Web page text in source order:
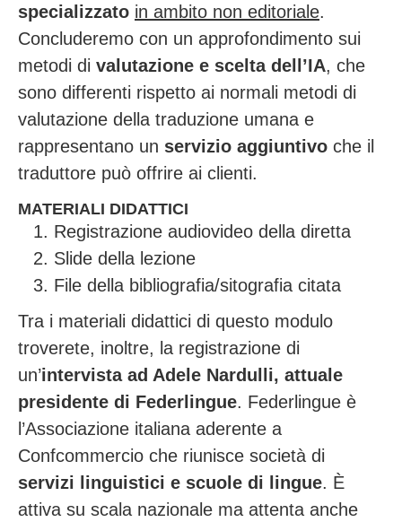
specializzato in ambito non editoriale.
Concluderemo con un approfondimento sui
metodi di valutazione e scelta dell’IA, che
sono differenti rispetto ai normali metodi di
valutazione della traduzione umana e
rappresentano un servizio aggiuntivo che il
traduttore può offrire ai clienti.
MATERIALI DIDATTICI
Registrazione audiovideo della diretta
Slide della lezione
File della bibliografia/sitografia citata
Tra i materiali didattici di questo modulo
troverete, inoltre, la registrazione di
un’intervista ad Adele Nardulli, attuale
presidente di Federlingue. Federlingue è
l’Associazione italiana aderente a
Confcommercio che riunisce società di
servizi linguistici e scuole di lingue. È
attiva su scala nazionale ma attenta anche